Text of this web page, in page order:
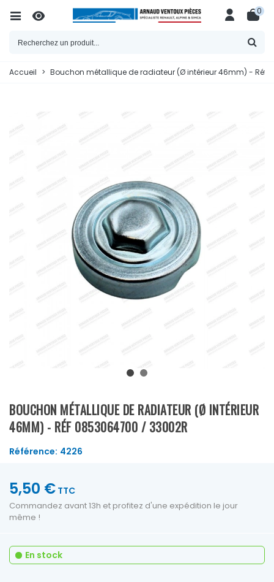
0
Accueil > Bouchon métallique de radiateur (Ø intérieur 46mm) - Réf
BOUCHON MÉTALLIQUE DE RADIATEUR (Ø INTÉRIEUR
46MM) - RÉF 0853064700 / 33002R
Référence: 4226
5,50 € TTC
Commandez avant 13h et profitez d'une expédition le jour
même !
En stock